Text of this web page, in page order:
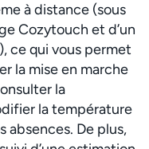
à distance (sous
Cozytouch et d’un
ce qui vous permet
la mise en marche
la
la température
absences. De plus,